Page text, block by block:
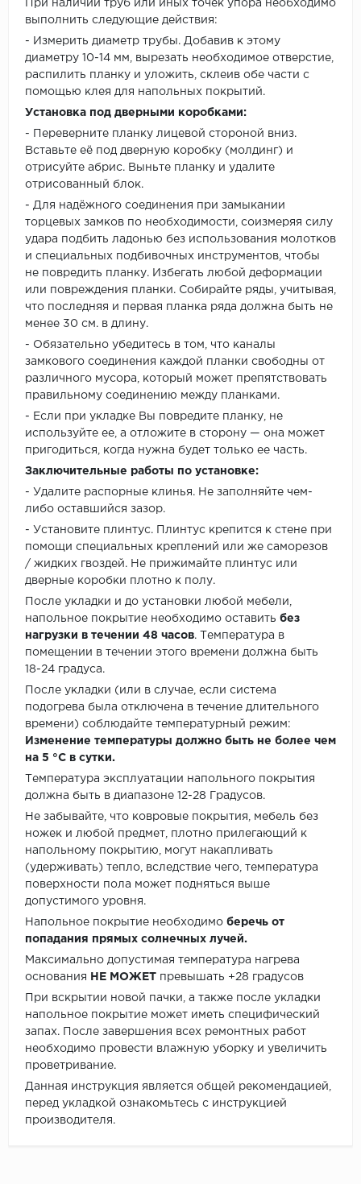
При наличии труб или иных точек упора необходимо
выполнить следующие действия:
- Измерить диаметр трубы. Добавив к этому
диаметру 10-14 мм, вырезать необходимое отверстие,
распилить планку и уложить, склеив обе части с
помощью клея для напольных покрытий.
Установка под дверными коробками:
- Переверните планку лицевой стороной вниз.
Вставьте её под дверную коробку (молдинг) и
отрисуйте абрис. Выньте планку и удалите
отрисованный блок.
- Для надёжного соединения при замыкании
торцевых замков по необходимости, соизмеряя силу
удара подбить ладонью без использования молотков
и специальных подбивочных инструментов, чтобы
не повредить планку. Избегать любой деформации
или повреждения планки. Собирайте ряды, учитывая,
что последняя и первая планка ряда должна быть не
менее 30 см. в длину.
- Обязательно убедитесь в том, что каналы
замкового соединения каждой планки свободны от
различного мусора, который может препятствовать
правильному соединению между планками.
- Если при укладке Вы повредите планку, не
используйте ее, а отложите в сторону — она может
пригодиться, когда нужна будет только ее часть.
Заключительные работы по установке:
- Удалите распорные клинья. Не заполняйте чем-
либо оставшийся зазор.
- Установите плинтус. Плинтус крепится к стене при
помощи специальных креплений или же саморезов
/ жидких гвоздей. Не прижимайте плинтус или
дверные коробки плотно к полу.
После укладки и до установки любой мебели,
напольное покрытие необходимо оставить без
нагрузки в течении 48 часов. Температура в
помещении в течении этого времени должна быть
18-24 градуса.
После укладки (или в случае, если система
подогрева была отключена в течение длительного
времени) соблюдайте температурный режим:
Изменение температуры должно быть не более чем
на 5 °C в сутки.
Температура эксплуатации напольного покрытия
должна быть в диапазоне 12-28 Градусов.
Не забывайте, что ковровые покрытия, мебель без
ножек и любой предмет, плотно прилегающий к
напольному покрытию, могут накапливать
(удерживать) тепло, вследствие чего, температура
поверхности пола может подняться выше
допустимого уровня.
Напольное покрытие необходимо беречь от
попадания прямых солнечных лучей.
Максимально допустимая температура нагрева
основания
НЕ МОЖЕТ превышать +28 градусов
При вскрытии новой пачки, а также после укладки
напольное покрытие может иметь специфический
запах. После завершения всех ремонтных работ
необходимо провести влажную уборку и увеличить
проветривание.
Данная инструкция является общей рекомендацией,
перед укладкой ознакомьтесь с инструкцией
производителя.